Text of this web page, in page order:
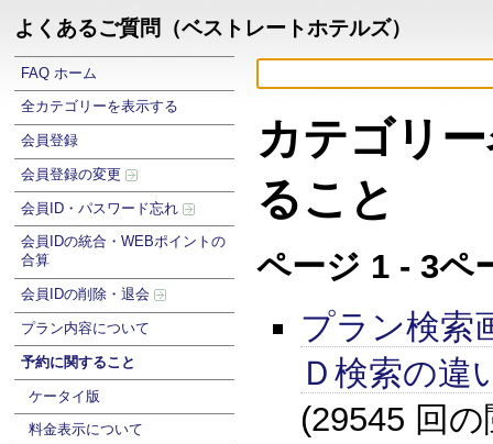
よくあるご質問（ベストレートホテルズ）
FAQ ホーム
全カテゴリーを表示する
会員登録
会員登録の変更
会員ID・パスワード忘れ
会員IDの統合・WEBポイントの
合算
会員IDの削除・退会
プラン内容について
予約に関すること
ケータイ版
料金表示について
カテゴリ
ること
ページ 1 - 3ペ
プラン検索
Ｄ検索の違
(29545 回